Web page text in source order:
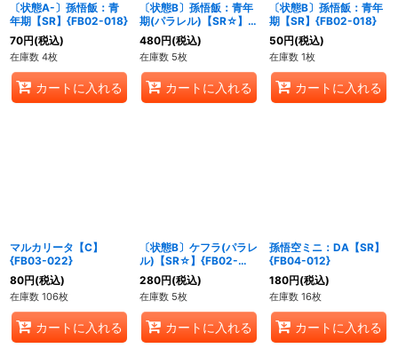
〔状態A-〕孫悟飯：青
年期【SR】{FB02-018}
70円(税込)
在庫数 4枚
カートに入れる
〔状態B〕孫悟飯：青年
期(パラレル)【SR☆】
{FB02-018}
480円(税込)
在庫数 5枚
カートに入れる
〔状態B〕孫悟飯：青年
期【SR】{FB02-018}
50円(税込)
在庫数 1枚
カートに入れる
マルカリータ【C】
{FB03-022}
80円(税込)
在庫数 106枚
カートに入れる
〔状態B〕ケフラ(パラレ
ル)【SR☆】{FB02-
013}
280円(税込)
在庫数 5枚
カートに入れる
孫悟空ミニ：DA【SR】
{FB04-012}
180円(税込)
在庫数 16枚
カートに入れる